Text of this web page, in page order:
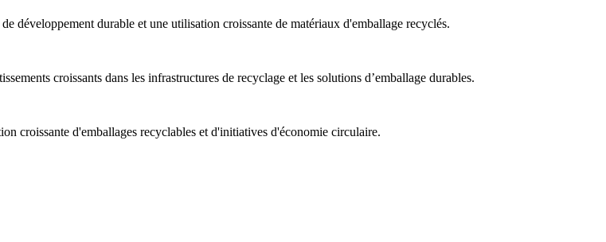
développement durable et une utilisation croissante de matériaux d'emballage recyclés.
croissants dans les infrastructures de recyclage et les solutions d’emballage durables.
croissante d'emballages recyclables et d'initiatives d'économie circulaire.